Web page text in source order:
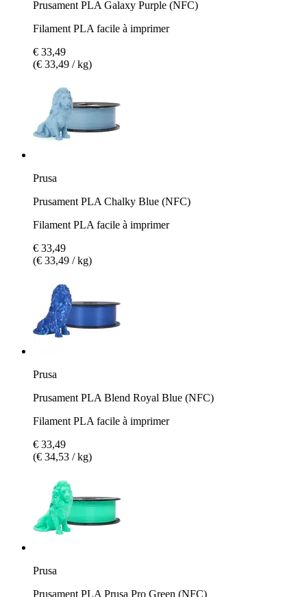
Prusament PLA Galaxy Purple (NFC)
Filament PLA facile à imprimer
€ 33,49
(€ 33,49 / kg)
Prusa
Prusament PLA Chalky Blue (NFC)
Filament PLA facile à imprimer
€ 33,49
(€ 33,49 / kg)
Prusa
Prusament PLA Blend Royal Blue (NFC)
Filament PLA facile à imprimer
€ 33,49
(€ 34,53 / kg)
Prusa
Prusament PLA Prusa Pro Green (NFC)